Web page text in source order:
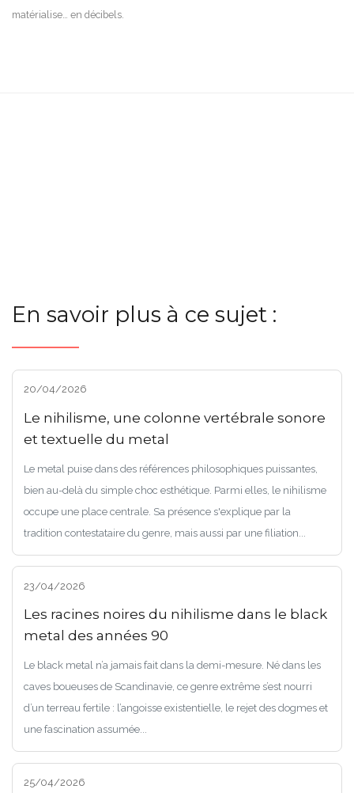
matérialise… en décibels.
En savoir plus à ce sujet :
20/04/2026
Le nihilisme, une colonne vertébrale sonore
et textuelle du metal
Le metal puise dans des références philosophiques puissantes,
bien au-delà du simple choc esthétique. Parmi elles, le nihilisme
occupe une place centrale. Sa présence s'explique par la
tradition contestataire du genre, mais aussi par une filiation...
23/04/2026
Les racines noires du nihilisme dans le black
metal des années 90
Le black metal n’a jamais fait dans la demi-mesure. Né dans les
caves boueuses de Scandinavie, ce genre extrême s’est nourri
d’un terreau fertile : l’angoisse existentielle, le rejet des dogmes et
une fascination assumée...
25/04/2026